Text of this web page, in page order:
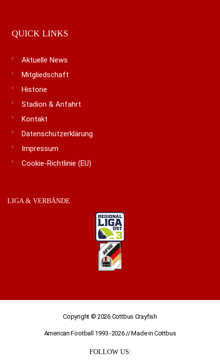
QUICK LINKS
Aktuelle News
Mitgliedschaft
Historie
Stadion & Anfahrt
Kontakt
Datenschutzerklärung
Impressum
Cookie-Richtlinie (EU)
LIGA & VERBÄNDE
Copyright © 2026 Cottbus Crayfish
American Football 1993 -2026 // Made in Cottbus
FOLLOW US: